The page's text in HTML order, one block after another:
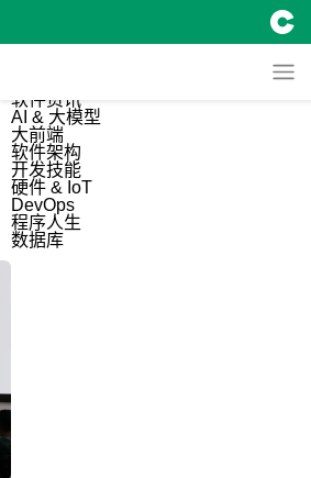
软件资讯
AI & 大模型
大前端
软件架构
开发技能
硬件 & IoT
DevOps
程序人生
数据库